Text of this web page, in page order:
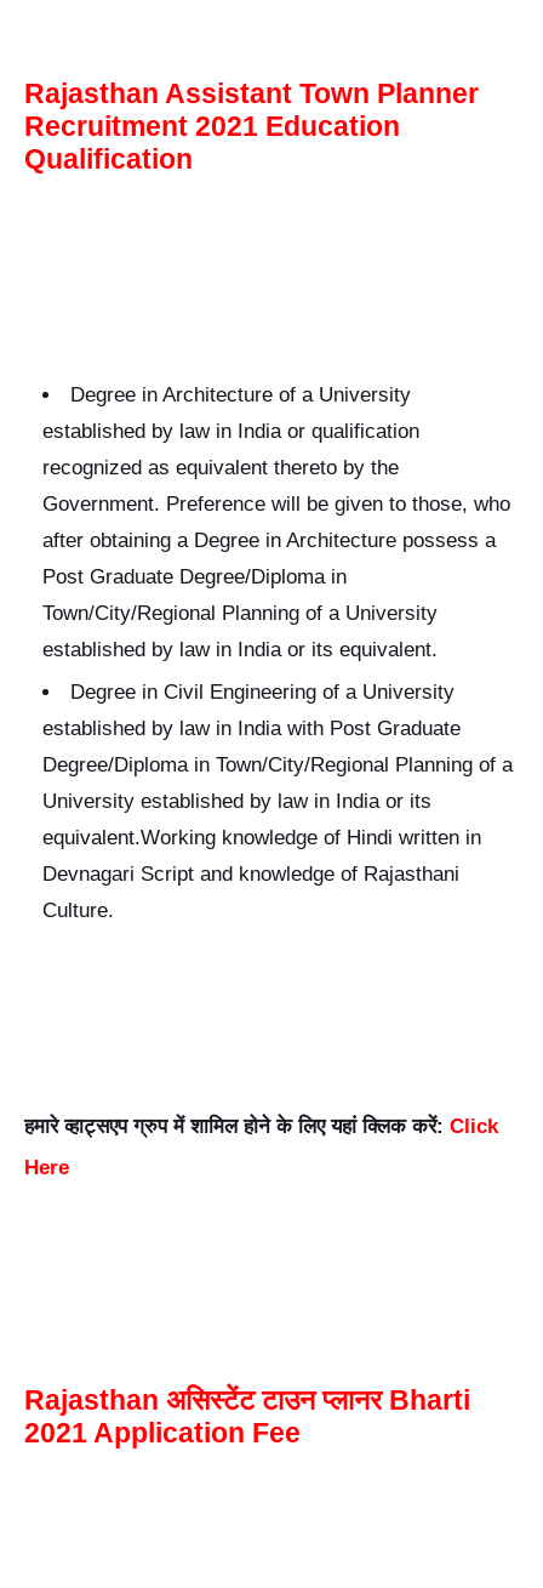
Rajasthan Assistant Town Planner
Recruitment 2021 Education
Qualification
Degree in Architecture of a University
established by law in India or qualification
recognized as equivalent thereto by the
Government. Preference will be given to those, who
after obtaining a Degree in Architecture possess a
Post Graduate Degree/Diploma in
Town/City/Regional Planning of a University
established by law in India or its equivalent.
Degree in Civil Engineering of a University
established by law in India with Post Graduate
Degree/Diploma in Town/City/Regional Planning of a
University established by law in India or its
equivalent.Working knowledge of Hindi written in
Devnagari Script and knowledge of Rajasthani
Culture.
हमारे व्हाट्सएप ग्रुप में शामिल होने के लिए यहां क्लिक करें: Click
Here
Rajasthan असिस्टेंट टाउन प्लानर Bharti
2021 Application Fee